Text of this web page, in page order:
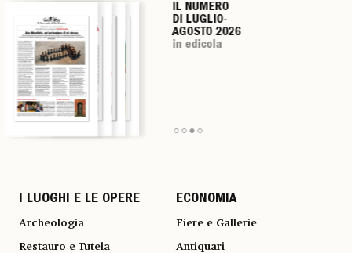
IL NUMERO
DI LUGLIO-
AGOSTO 2026
in edicola
IL NUMERO
DI LUGLIO-
AGOSTO 2026
in edicola
IL NUMERO
DI LUGLIO-
AGOSTO 2026
in edicola
IL NUMERO
DI LUGLIO-
AGOSTO 2026
in edicola
I LUOGHI E LE OPERE
Archeologia
Restauro e Tutela
ECONOMIA
Fiere e Gallerie
Antiquari